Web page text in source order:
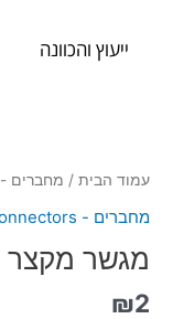
ייעוץ והכוונה
עמוד הבית/ מחברים - Connectors
מחברים - Connectors
מגשר מקצר
₪2
כמות
מקצר